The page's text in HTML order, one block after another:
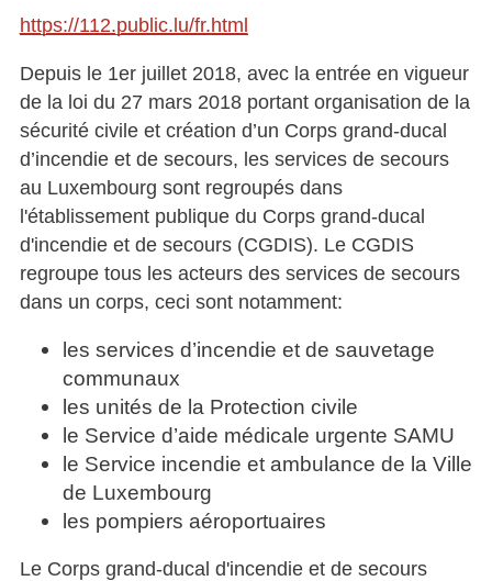
https://112.public.lu/fr.html
Depuis le 1er juillet 2018, avec la entrée en vigueur
de la loi du 27 mars 2018 portant organisation de la
sécurité civile et création d’un Corps grand-ducal
d’incendie et de secours, les services de secours
au Luxembourg sont regroupés dans
l'établissement publique du Corps grand-ducal
d'incendie et de secours (CGDIS). Le CGDIS
regroupe tous les acteurs des services de secours
dans un corps, ceci sont notamment:
les services d’incendie et de sauvetage
communaux
les unités de la Protection civile
le Service d’aide médicale urgente SAMU
le Service incendie et ambulance de la Ville
de Luxembourg
les pompiers aéroportuaires
Le Corps grand-ducal d'incendie et de secours